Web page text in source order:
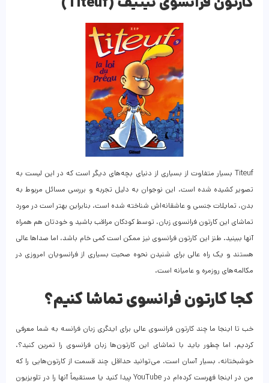
Titeuf بسیار متفاوت از بسیاری از دنیای بچه‌های دیگر است که در این لیست به
تصویر کشیده شده است. این نوجوان به دلیل تجربه و بررسی مسائل مربوط به
بدن، تمایلات جنسی و عاشقانه‌اش شناخته شده است. بنابراین بهتر است در مورد
تماشای این کارتون فرانسوی زبان، توسط کودکان مراقب باشید و خودتان هم همراه
آنها ببینید. طنز این کارتون فرانسوی نیز ممکن است کمی خام باشد، اما صداها عالی
هستند و یک راه عالی برای شنیدن نحوه صحبت بسیاری از فرانسویان امروزی در
مکالمه‌های روزمره و عامیانه است.
کجا کارتون فرانسوی تماشا کنیم؟
خب تا اینجا ما چند کارتون فرانسوی عالی برای ایدگری زبان فرانسه به شما معرفی
کردیم. اما چطور باید با تماشای این کارتون‌ها زبان فرانسوی را تمرین کنید؟.
خوشبختانه، بسیار آسان است. می‌توانید حداقل چند قسمت از کارتون‌هایی را که
من در اینجا فهرست کرده‌ام در YouTube پیدا کنید یا مستقیماً آنها را در تلویزیون